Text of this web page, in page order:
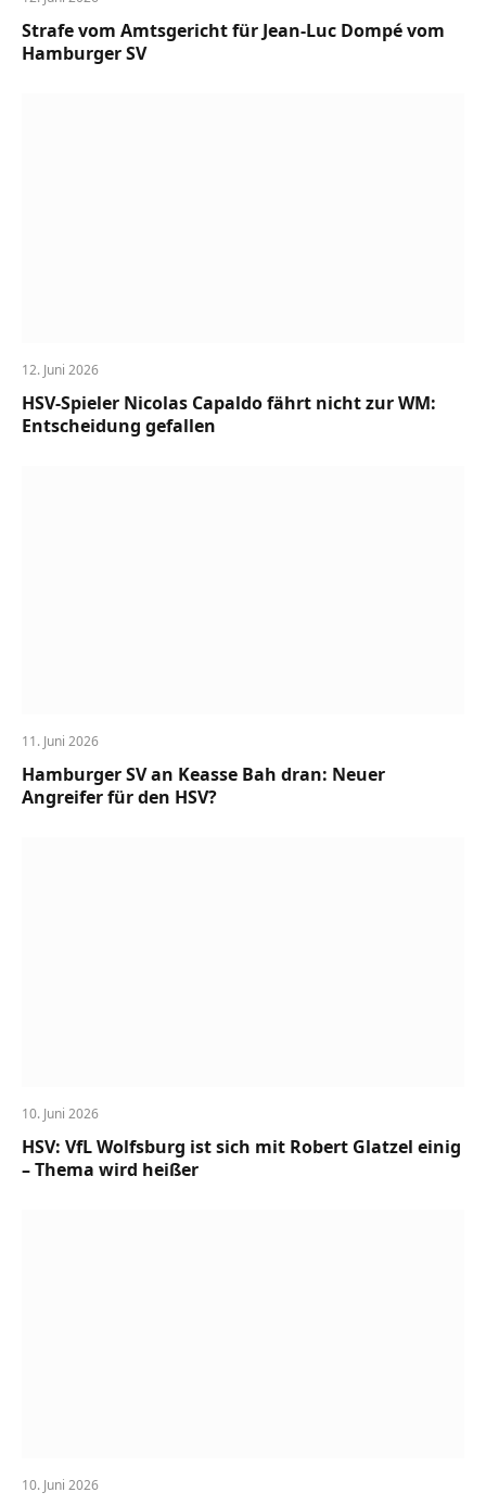
Strafe vom Amtsgericht für Jean-Luc Dompé vom
Hamburger SV
12. Juni 2026
HSV-Spieler Nicolas Capaldo fährt nicht zur WM:
Entscheidung gefallen
11. Juni 2026
Hamburger SV an Keasse Bah dran: Neuer
Angreifer für den HSV?
10. Juni 2026
HSV: VfL Wolfsburg ist sich mit Robert Glatzel einig
– Thema wird heißer
10. Juni 2026